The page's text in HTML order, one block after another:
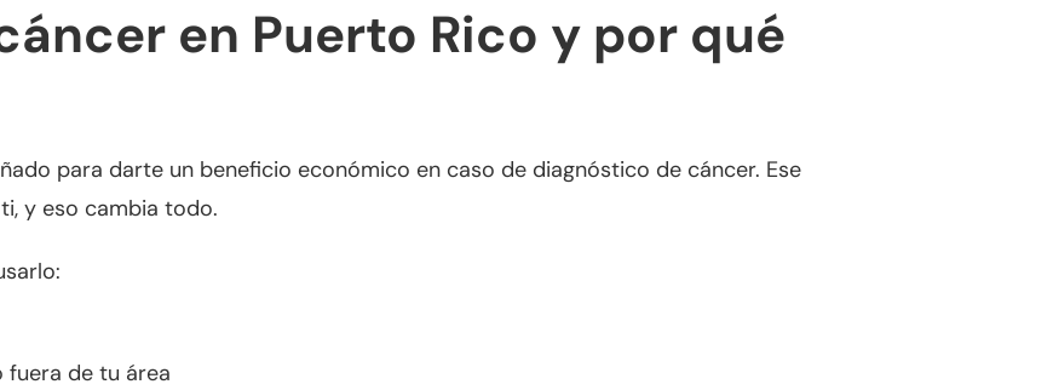
en Puerto Rico y por qué
para darte un beneficio económico en caso de diagnóstico de cáncer. Ese
y eso cambia todo.
de tu área